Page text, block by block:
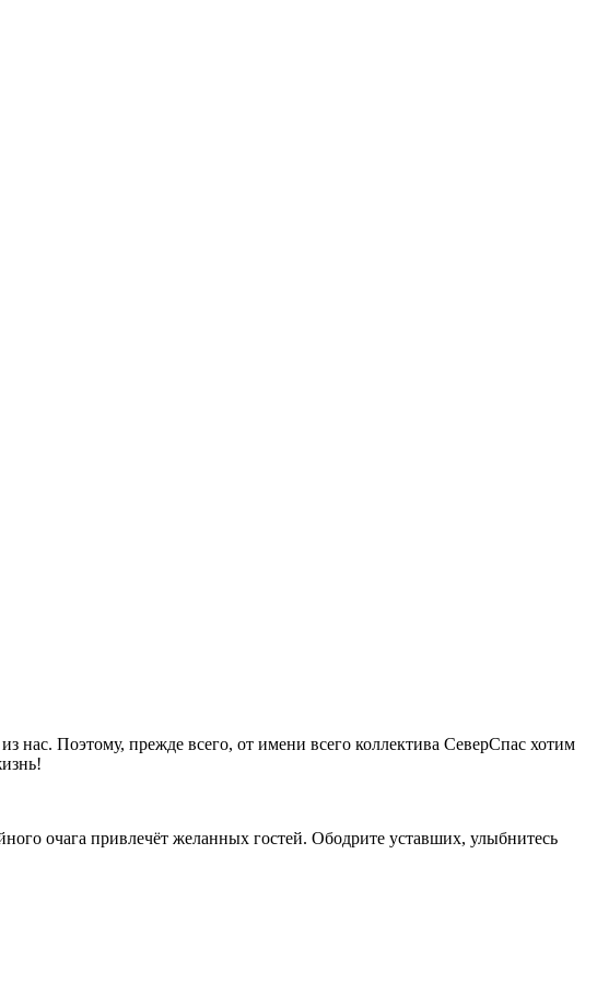
нас. Поэтому, прежде всего, от имени всего коллектива СеверСпас хотим
очага привлечёт желанных гостей. Ободрите уставших, улыбнитесь